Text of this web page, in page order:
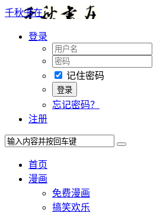
千秋书在
登录
记住密码
忘记密码？
注册
首页
漫画
免费漫画
搞笑欢乐